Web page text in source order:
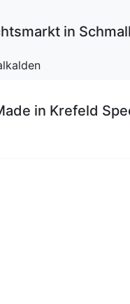
in
in Krefeld